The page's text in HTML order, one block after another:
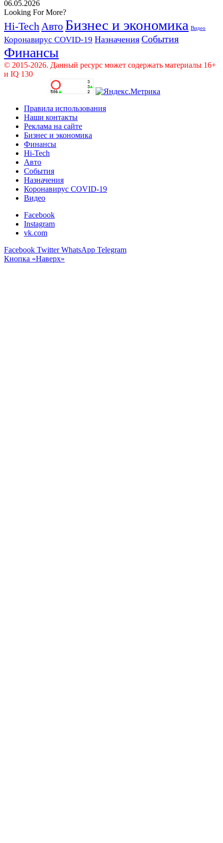
06.05.2026
Looking For More?
Hi-TechАвто Бизнес и экономика Видео
Коронавирус COVID-19 Назначения События
Финансы
© 2015-2026. Данный ресурс может содержать материалы 16+
и IQ 130
Правила использования
Наши контакты
Реклама на сайте
Бизнес и экономика
Финансы
Hi-Tech
Авто
События
Назначения
Коронавирус COVID-19
Видео
Facebook
Instagram
vk.com
Facebook Twitter WhatsApp Telegram
Кнопка «Наверх»